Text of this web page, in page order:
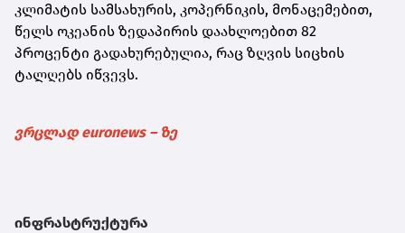
კლიმატის სამსახურის, კოპერნიკის, მონაცემებით,
წელს ოკეანის ზედაპირის დაახლოებით 82
პროცენტი გადახურებულია, რაც ზღვის სიცხის
ტალღებს იწვევს.
ვრცლად euronews – ზე
ინფრასტრუქტურა